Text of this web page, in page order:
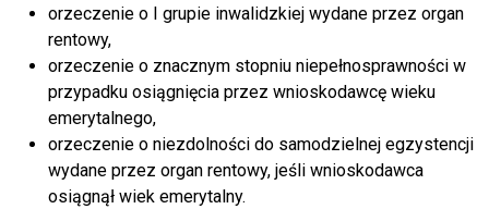
orzeczenie o I grupie inwalidzkiej wydane przez organ
rentowy,
orzeczenie o znacznym stopniu niepełnosprawności w
przypadku osiągnięcia przez wnioskodawcę wieku
emerytalnego,
orzeczenie o niezdolności do samodzielnej egzystencji
wydane przez organ rentowy, jeśli wnioskodawca
osiągnął wiek emerytalny.